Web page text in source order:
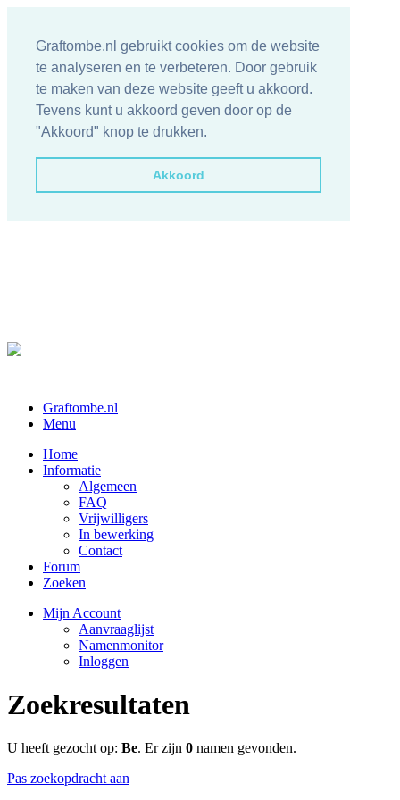
Graftombe.nl gebruikt cookies om de website
te analyseren en te verbeteren. Door gebruik
te maken van deze website geeft u akkoord.
Tevens kunt u akkoord geven door op de
"Akkoord" knop te drukken.
Akkoord
Graftombe.nl
Menu
Home
Informatie
Algemeen
FAQ
Vrijwilligers
In bewerking
Contact
Forum
Zoeken
Mijn Account
Aanvraaglijst
Namenmonitor
Inloggen
Zoekresultaten
U heeft gezocht op: Be. Er zijn 0 namen gevonden.
Pas zoekopdracht aan